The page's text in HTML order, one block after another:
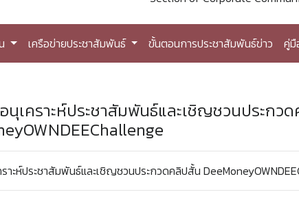
เครือข่ายประชาสัมพันธ์ ขั้นตอนการประชาสัมพันธ์ข่าว คู่
นุเคราะห์ประชาสัมพันธ์และเชิญชวนประกว
าะห์ประชาสัมพันธ์และเชิญชวนประกวดคลิปสั้น